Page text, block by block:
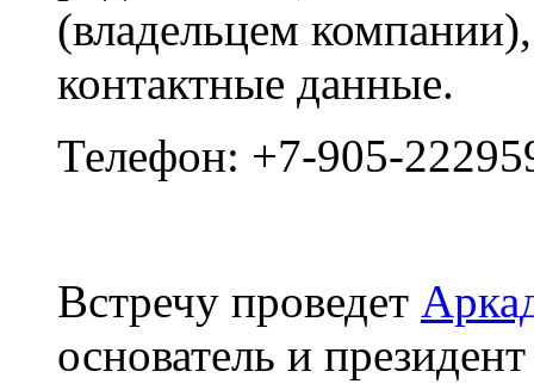
(владельцем
контактные данные.
Телефон: +7-905-
Встречу проведет
основатель и